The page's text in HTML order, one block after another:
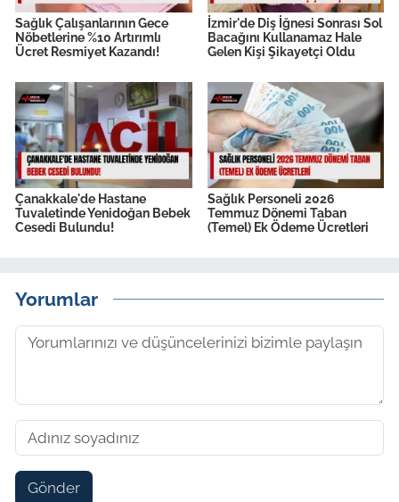
Sağlık Çalışanlarının Gece
Nöbetlerine %10 Artırımlı
Ücret Resmiyet Kazandı!
İzmir'de Diş İğnesi Sonrası Sol
Bacağını Kullanamaz Hale
Gelen Kişi Şikayetçi Oldu
Çanakkale'de Hastane
Tuvaletinde Yenidoğan Bebek
Cesedi Bulundu!
Sağlık Personeli 2026
Temmuz Dönemi Taban
(Temel) Ek Ödeme Ücretleri
Yorumlar
Gönder